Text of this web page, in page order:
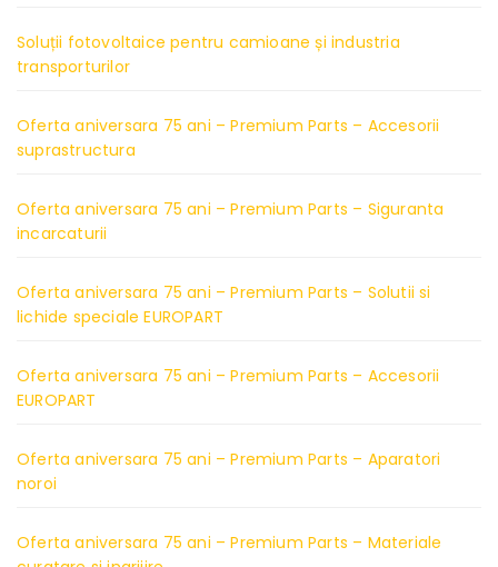
Soluții fotovoltaice pentru camioane și industria
transporturilor
Oferta aniversara 75 ani – Premium Parts – Accesorii
suprastructura
Oferta aniversara 75 ani – Premium Parts – Siguranta
incarcaturii
Oferta aniversara 75 ani – Premium Parts – Solutii si
lichide speciale EUROPART
Oferta aniversara 75 ani – Premium Parts – Accesorii
EUROPART
Oferta aniversara 75 ani – Premium Parts – Aparatori
noroi
Oferta aniversara 75 ani – Premium Parts – Materiale